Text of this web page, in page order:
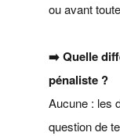
ou avant
➡️ Quelle
pénaliste ?
Aucune : les
question de